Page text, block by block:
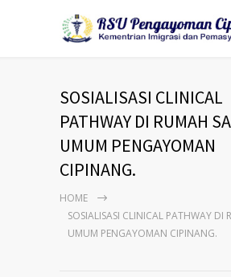
SOSIALISASI CLINICAL
PATHWAY DI RUMAH
UMUM PENGAYOMAN
CIPINANG.
HOME
SOSIALISASI CLINICAL PATHWAY DI
UMUM PENGAYOMAN CIPINANG.